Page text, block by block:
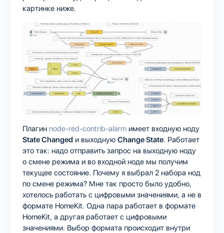
картинке ниже.
Плагин node-red-contrib-alarm имеет входную ноду
State Changed и выходную Change State. Работает
это так: надо отправить запрос на выходную ноду
о смене режима и во входной ноде мы получим
текущее состояние. Почему я выбрал 2 набора нод
по смене режима? Мне так просто было удобно,
хотелось работать с цифровыми значениями, а не в
формате HomeKit. Одна пара работает в формате
HomeKit, а другая работает с цифровыми
значениями. Выбор формата происходит внутри